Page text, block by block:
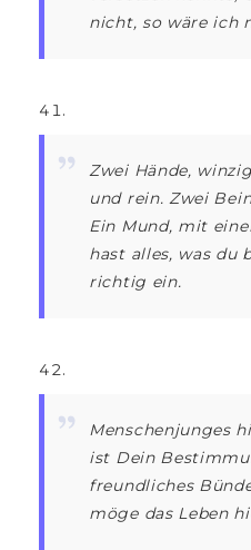
nicht, so wäre ich
Zwei Hände,
und rein. Zwei
Ein Mund, mit
hast alles, was du
richtig ein.
Menschenjunges
ist Dein
freundliches
möge das Leben